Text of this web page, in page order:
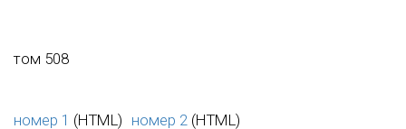
том 508
номер 1 (HTML) номер 2 (HTML)